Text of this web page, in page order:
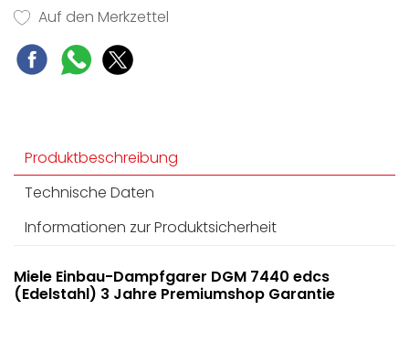
Automatikprogramme
Verkürzte Garzeiten durch Kombination von
Dampf mit Mikrowelle
Auf den Merkzettel
Produktbeschreibung
Technische Daten
Informationen zur Produktsicherheit
Miele Einbau-Dampfgarer DGM 7440 edcs
(Edelstahl) 3 Jahre Premiumshop Garantie